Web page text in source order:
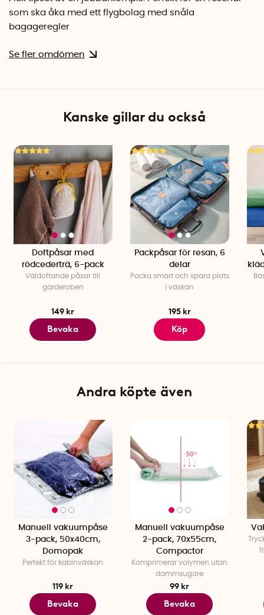
som ska åka med ett flygbolag med snåla
bagageregler
Se fler omdömen
Kanske gillar du också
Doftpåsar med
rödcederträ, 6-pack
Väldoftande påsar till
garderoben
149 kr
Bevaka
Packpåsar för resan, 6
delar
Packa smart och spara plats
i väskan
195 kr
Köp
Andra köpte även
Manuell vakuumpåse
3-pack, 50x40cm,
Domopak
Perfekt för kabinväskan
119 kr
Bevaka
Manuell vakuumpåse
2-pack, 70x55cm,
Compactor
Komprimerar volymen utan
dammsugare
99 kr
Bevaka